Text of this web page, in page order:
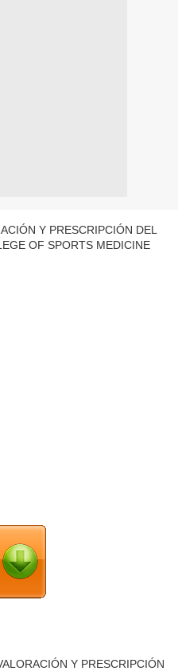
Y PRESCRIPCIÓN DEL
OF SPORTS MEDICINE
Y PRESCRIPCIÓN